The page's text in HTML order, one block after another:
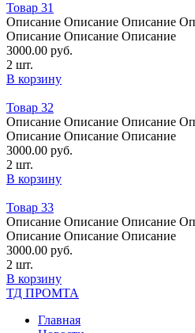
Товар 31
Oписание Oписание Oписание
Oписание Oписание Oписание
3000.00 руб.
2 шт.
В корзину
Товар 32
Oписание Oписание Oписание
Oписание Oписание Oписание
3000.00 руб.
2 шт.
В корзину
Товар 33
Oписание Oписание Oписание
Oписание Oписание Oписание
3000.00 руб.
2 шт.
В корзину
ТД ПРОМТА
Главная